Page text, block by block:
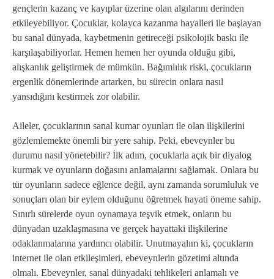
gençlerin kazanç ve kayıplar üzerine olan algılarını derinden
etkileyebiliyor. Çocuklar, kolayca kazanma hayalleri ile başlayan
bu sanal dünyada, kaybetmenin getireceği psikolojik baskı ile
karşılaşabiliyorlar. Hemen hemen her oyunda olduğu gibi,
alışkanlık geliştirmek de mümkün. Bağımlılık riski, çocukların
ergenlik dönemlerinde artarken, bu sürecin onlara nasıl
yansıdığını kestirmek zor olabilir.
Aileler, çocuklarının sanal kumar oyunları ile olan ilişkilerini
gözlemlemekte önemli bir yere sahip. Peki, ebeveynler bu
durumu nasıl yönetebilir? İlk adım, çocuklarla açık bir diyalog
kurmak ve oyunların doğasını anlamalarını sağlamak. Onlara bu
tür oyunların sadece eğlence değil, aynı zamanda sorumluluk ve
sonuçları olan bir eylem olduğunu öğretmek hayati öneme sahip.
Sınırlı sürelerde oyun oynamaya teşvik etmek, onların bu
dünyadan uzaklaşmasına ve gerçek hayattaki ilişkilerine
odaklanmalarına yardımcı olabilir. Unutmayalım ki, çocukların
internet ile olan etkileşimleri, ebeveynlerin gözetimi altında
olmalı. Ebeveynler, sanal dünyadaki tehlikeleri anlamalı ve